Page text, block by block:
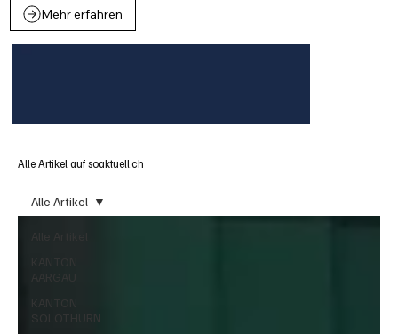
Mehr erfahren
Alle Artikel auf soaktuell.ch
SOLOTHURN
Alle Artikel